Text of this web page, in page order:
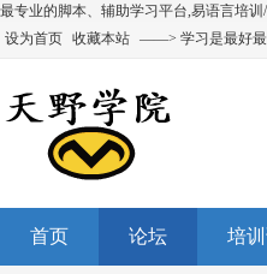
最专业的脚本、辅助学习平台,易语言培
设为首页 收藏本站 ——> 学习是最好最
首页 论坛 培